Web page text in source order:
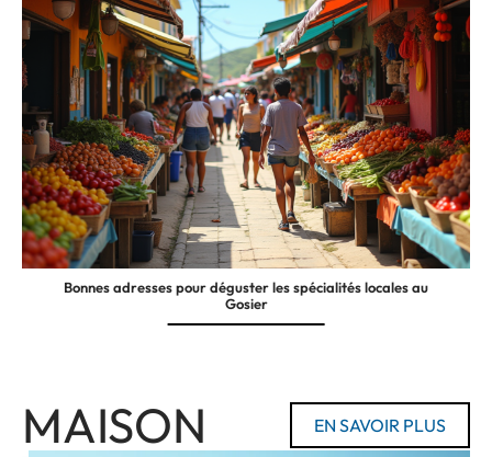
Bonnes adresses pour déguster les spécialités locales au
Gosier
MAISON EN SAVOIR PLUS